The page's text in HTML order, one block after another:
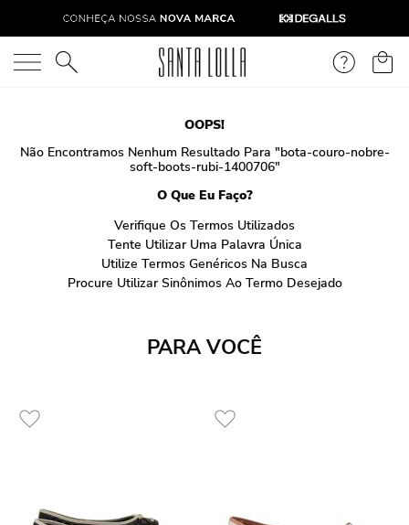
O que você está procurando?
OOPS!
Não Encontramos Nenhum Resultado Para "bota-couro-nobre-
soft-boots-rubi-1400706"
O Que Eu Faço?
Verifique Os Termos Utilizados
Tente Utilizar Uma Palavra Única
Utilize Termos Genéricos Na Busca
Procure Utilizar Sinônimos Ao Termo Desejado
PARA VOCÊ